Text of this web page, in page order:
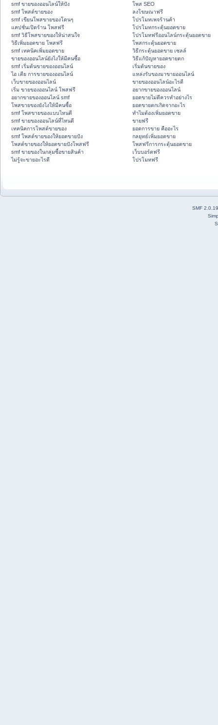
smf ขายของออนไลน์ให้ปัง
smf โพสต์ขายของ
smf เขียนโพสขายของโดนๆ
แคปชั่นเปิดร้าน โพสฟรี
smf วิธีโพสขายของให้น่าสนใจ
วิธีเพิ่มยอดขาย โพสฟรี
smf เทคนิคเพิ่มยอดขาย
ขายของออนไลน์ยังไงให้มีคนซื้อ
smf เริ่มต้นขายของออนไลน์
ไอ เดีย การขายของออนไลน์
เว็บขายของออนไลน์
เริ่ม ขายของออนไลน์ โพสฟรี
อยากขายของออนไลน์ smf
โพสขายของยังไงให้มีคนซื้อ
smf โพสขายของแบบไหนดี
smf ขายของออนไลน์ที่ไหนดี
เทคนิคการโพสต์ขายของ
smf โพสต์ขายของให้ยอดขายปัง
โพสต์ขายของให้ยอดขายปังโพสฟรี
smf ขายของในกลุ่มซื้อขายสินค้า
ไม่รู้จะขายอะไรดี
โพส SEO
ลงโฆษณาฟรี
โปรโมทเพจร้านค้า
โปรโมทกระตุ้นยอดขาย
โปรโมทฟรีออนไลน์กระตุ้นยอดขาย
โพสกระตุ้นยอดขาย
วิธีกระตุ้นยอดขาย เซลล์
วิธีแก้ปัญหายอดขายตก
เริ่มต้นขายของ
แหล่งรับของมาขายออนไลน์
ขายของออนไลน์อะไรดี
อยากขายของออนไลน์
ยอดขายไม่ดีควรทำอย่างไร
ยอดขายตกเกิดจากอะไร
ทำไมต้องเพิ่มยอดขาย
ขายฟรี
ยอดการขาย คืออะไร
กลยุทธ์เพิ่มยอดขาย
โพสฟรีการกระตุ้นยอดขาย
เว็บบอร์ดฟรี
โปรโมทฟรี
SMF 2.0.19